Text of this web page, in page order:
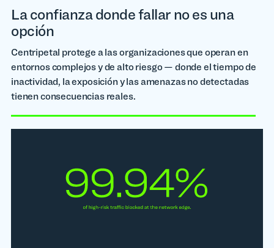
La confianza donde fallar no es una
opción
Centripetal protege a las organizaciones que operan en
entornos complejos y de alto riesgo — donde el tiempo de
inactividad, la exposición y las amenazas no detectadas
tienen consecuencias reales.